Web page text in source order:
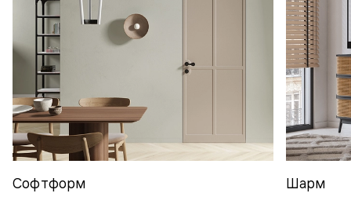
Софтформ Шарм